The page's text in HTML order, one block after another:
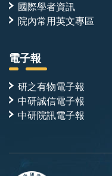
國際學者資訊
院內常用英文專區
電子報
研之有物電子報
中研誠信電子報
中研院訊電子報